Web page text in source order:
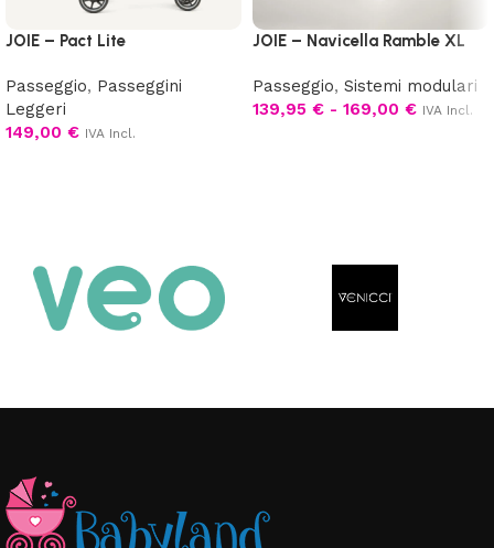
JOIE – Pact Lite
Passeggio, Passeggini
Leggeri
149,00 € IVA Incl.
JOIE – Navicella Ramble XL
Passeggio, Sistemi modulari
139,95 € - 169,00 € IVA Incl.